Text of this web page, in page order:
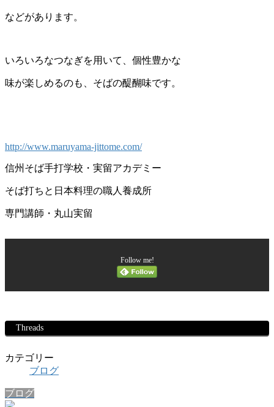
などがあります。
いろいろなつなぎを用いて、個性豊かな
味が楽しめるのも、そばの醍醐味です。
http://www.maruyama-jittome.com/
信州そば手打学校・実留アカデミー
そば打ちと日本料理の職人養成所
専門講師・丸山実留
Follow me!
Threads
カテゴリー
ブログ
ブログ